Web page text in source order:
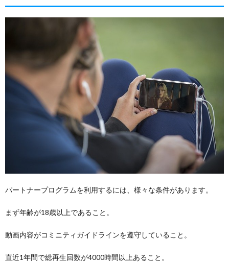
パートナープログラムを利用するには、様々な条件があります。
まず年齢が18歳以上であること。
動画内容がコミニティガイドラインを遵守していること。
直近1年間で総再生回数が4000時間以上あること。